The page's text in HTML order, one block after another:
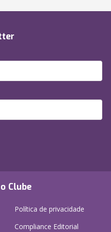
Clube
Política de privacidade
Compliance Editorial